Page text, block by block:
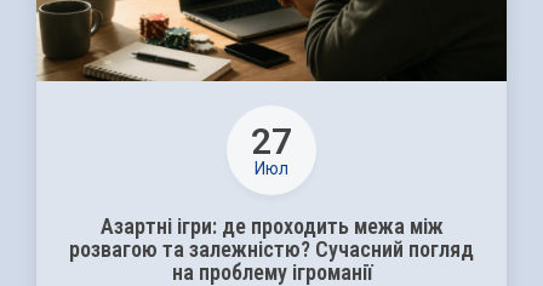
27
Июл
Азартні ігри: де проходить межа між
розвагою та залежністю? Сучасний погляд
на проблему ігроманії